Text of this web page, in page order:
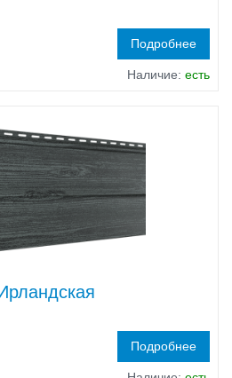
Подробнее
Наличие: есть
Подробнее